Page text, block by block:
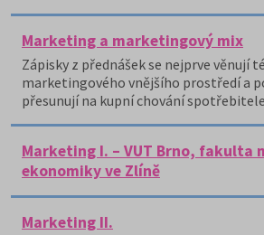
Marketing a marketingový mix
Zápisky z přednášek se nejprve věnují
marketingového vnějšího prostředí a
přesunují na kupní chování
Marketing I. – VUT Brno, fakulta
ekonomiky ve Zlíně
Marketing II.